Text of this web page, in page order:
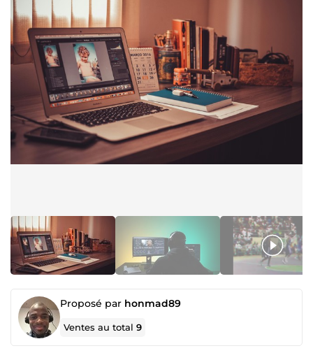
Proposé par honmad89
Ventes au total9